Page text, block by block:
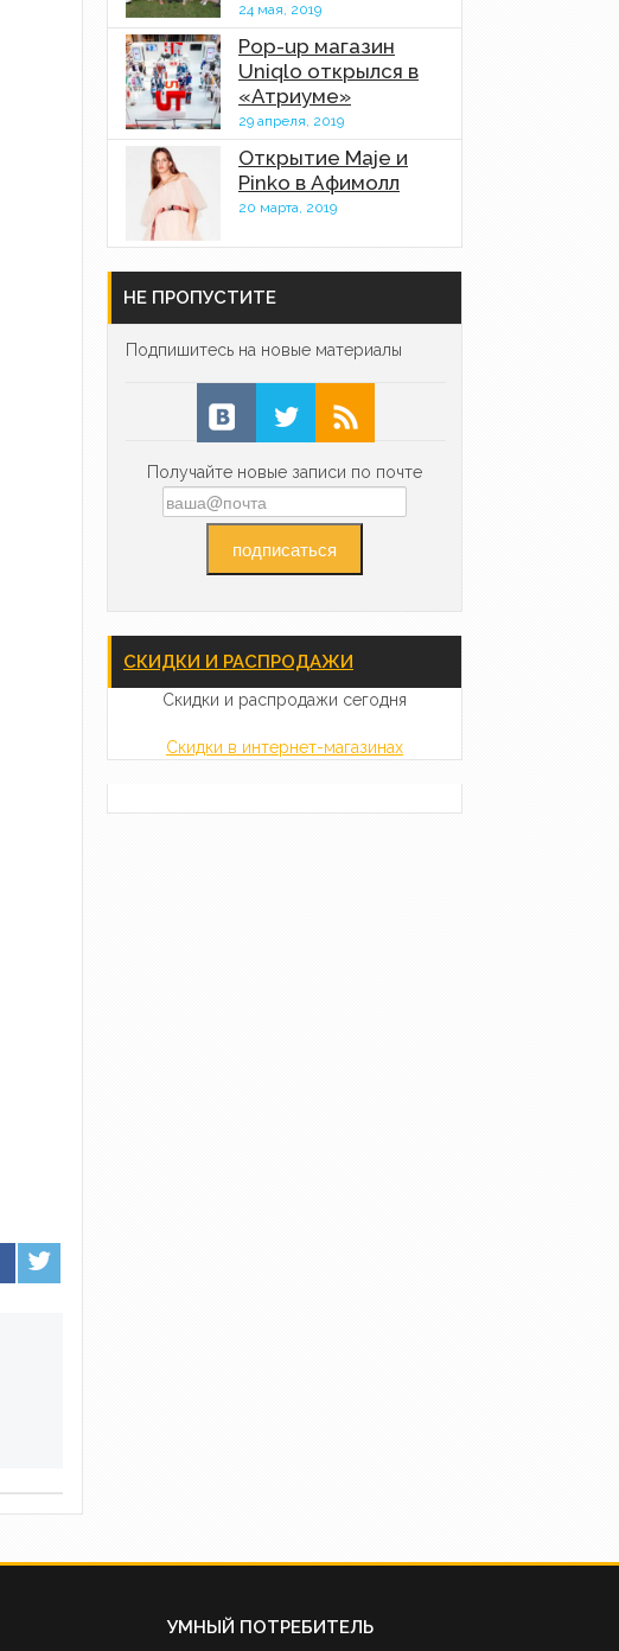
24 мая, 2019
Pop-up магазин
Uniqlo открылся в
«Атриуме»
29 апреля, 2019
Открытие Maje и
Pinko в Афимолл
20 марта, 2019
НЕ ПРОПУСТИТЕ
Подпишитесь на новые материалы
Получайте новые записи по почте
СКИДКИ И РАСПРОДАЖИ
Скидки и распродажи сегодня
Скидки в интернет-магазинах
УМНЫЙ ПОТРЕБИТЕЛЬ